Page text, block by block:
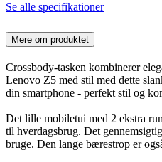
Se alle specifikationer
Mere om produktet
Crossbody-tasken kombinerer
Lenovo Z5 med stil med dette
din smartphone - perfekt stil og
Det lille mobiletui med 2 ekstra
til hverdagsbrug. Det
bruge. Den lange bærestrop er